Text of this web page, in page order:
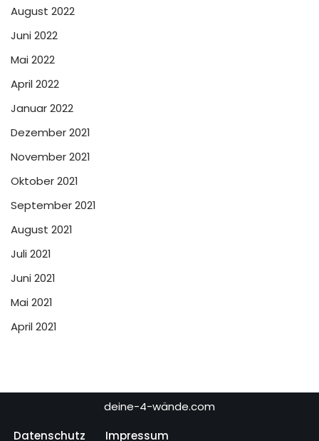
August 2022
Juni 2022
Mai 2022
April 2022
Januar 2022
Dezember 2021
November 2021
Oktober 2021
September 2021
August 2021
Juli 2021
Juni 2021
Mai 2021
April 2021
deine-4-wände.com
Datenschutz
Impressum